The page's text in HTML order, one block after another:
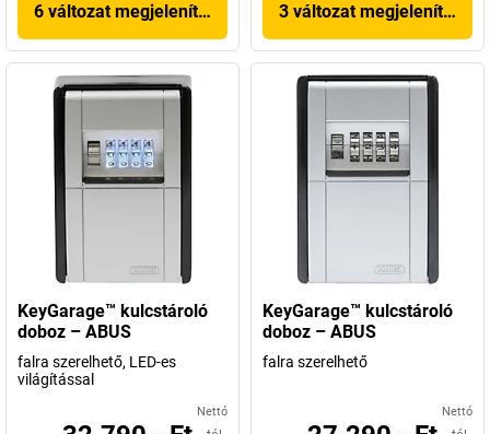
6 változat megjelenítése 3 változat megjelenítése
KeyGarage™ kulcstároló
doboz – ABUS
falra szerelhető, LED-es
világítással
Nettó
KeyGarage™ kulcstároló
doboz – ABUS
falra szerelhető
Nettó